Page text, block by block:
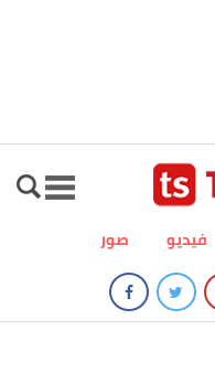
صور فيديو